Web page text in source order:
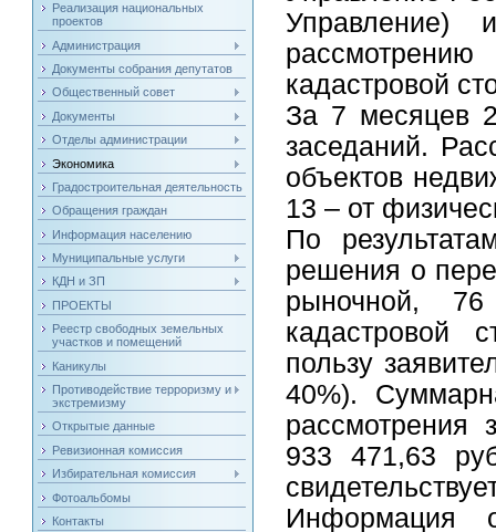
Реализация национальных
проектов
Администрация
Документы собрания депутатов
Общественный совет
Документы
Отделы администрации
Экономика
Градостроительная деятельность
Обращения граждан
Информация населению
Муниципальные услуги
КДН и ЗП
ПРОЕКТЫ
Реестр свободных земельных
участков и помещений
Каникулы
Противодействие терроризму и
экстремизму
Открытые данные
Ревизионная комиссия
Избирательная комиссия
Фотоальбомы
Контакты
Управление)
кадастровой
За 7 месяцев
заседаний.
объектов
13 – от
По
решения о
рыночной,
кадастровой
пользу
40%).
рассмотрения
933 471,63
Информация